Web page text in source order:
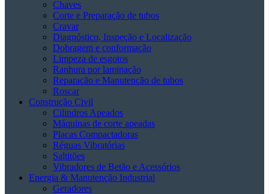
Chaves
Corte e Preparação de tubos
Cravar
Diagnóstico, Inspeção e Localização
Dobragem e conformação
Limpeza de esgotos
Ranhura por laminação
Reparação e Manutenção de tubos
Roscar
Construção Civil
Cilindros Apeados
Máquinas de corte apeadas
Placas Compactadoras
Réguas Vibratórias
Saltitões
Vibradores de Betão e Acessórios
Energia & Manutenção Industrial
Geradores